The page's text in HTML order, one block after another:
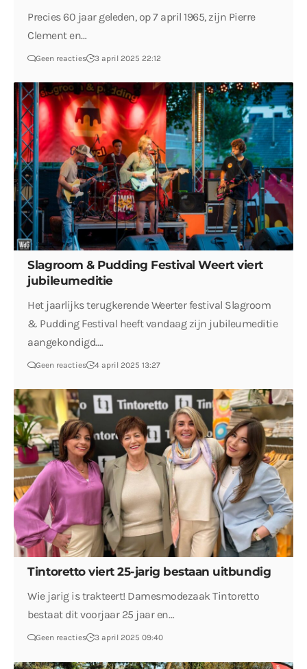
Precies 60 jaar geleden, op 7 april 1965, zijn Pierre
Clement en…
Geen reacties 3 april 2025 22:12
Slagroom & Pudding Festival Weert viert
jubileumeditie
Het jaarlijks terugkerende Weerter festival Slagroom
& Pudding Festival heeft vandaag zijn jubileumeditie
aangekondigd.…
Geen reacties 4 april 2025 13:27
Tintoretto viert 25-jarig bestaan uitbundig
Wie jarig is trakteert! Damesmodezaak Tintoretto
bestaat dit voorjaar 25 jaar en…
Geen reacties 3 april 2025 09:40